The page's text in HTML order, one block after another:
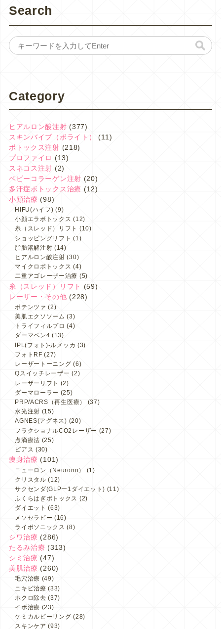
Search
Category
ヒアルロン酸注射 (377)
スキンバイブ（ボライト）
(11)
ボトックス注射 (218)
プロファイロ (13)
スネコス注射 (2)
ベビーコラーゲン注射 (20)
多汗症ボトックス治療 (12)
小顔治療 (98)
HIFU(ハイフ) (9)
小顔エラボトックス (12)
糸（スレッド）リフト (10)
ショッピングリフト (1)
脂肪溶解注射 (14)
ヒアルロン酸注射 (30)
マイクロボトックス (4)
二重アゴレーザー治療 (5)
糸（スレッド）リフト
(59)
レーザー・その他 (228)
ポテンツァ (2)
美肌エクソソーム (3)
トライフィルプロ (4)
ダーマペン4 (13)
IPL(フォト)-ルメッカ (3)
フォトRF (27)
レーザートーニング (6)
Qスイッチレーザー (2)
レーザーリフト (2)
ダーマローラー (25)
PRP/ACRS（再生医療）
(37)
水光注射 (15)
AGNES(アグネス) (20)
フラクショナルCO2レーザー (27)
点滴療法 (25)
ピアス (30)
痩身治療 (101)
ニューロン（Neuronn）
(1)
クリスタル (12)
サクセンダ(GLPー1ダイエット) (11)
ふくらはぎボトックス (2)
ダイエット (63)
メソセラピー (16)
ライポソニックス (8)
シワ治療 (286)
たるみ治療 (313)
シミ治療 (47)
美肌治療 (260)
毛穴治療 (49)
ニキビ治療 (33)
ホクロ除去 (37)
イボ治療 (23)
ケミカルピーリング (28)
スキンケア (93)